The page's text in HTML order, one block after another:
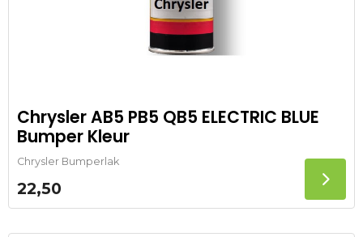
Chrysler AB5 PB5 QB5 ELECTRIC BLUE
Bumper Kleur
Chrysler Bumperlak
22,50